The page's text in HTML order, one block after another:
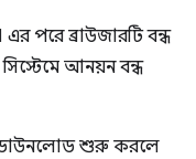
এর পরে ব্রাউজারটি বন্ধ
আনয়ন বন্ধ
ডাউনলোড শুরু করলে